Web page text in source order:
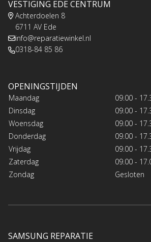
VESTIGING EDE CENTRUM
Achterdoelen 8
6711 AV Ede
info@reparatiewinkel.nl
0318-84 85 86
OPENINGSTIJDEN
Maandag
09.00 -
Dinsdag
09.00 -
Woensdag
09.00 -
Donderdag
09.00 -
Vrijdag
09.00 -
Zaterdag
09.00 -
Zondag
Gesloten
SAMSUNG REPARATIE